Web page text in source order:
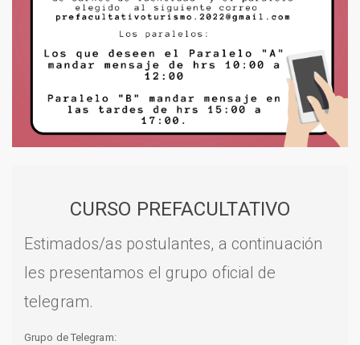
CURSO PREFACULTATIVO
Estimados/as postulantes, a continuación
les presentamos el grupo oficial de
telegram.
Grupo de Telegram: